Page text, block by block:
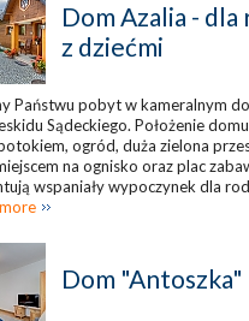
Dom Azalia - dla
z dziećmi
Państwu pobyt w kameralnym
Sądeckiego. Położenie
ogród, duża zielona
na ognisko oraz plac
wspaniały wypoczynek dla
more
Dom "Antoszka"